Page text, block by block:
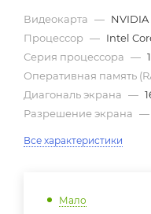
Видеокарта — NVIDIA
Процессор — Intel
Серия процессора —
Оперативная память
Диагональ экрана —
Разрешение экрана —
Все характеристики
Мало